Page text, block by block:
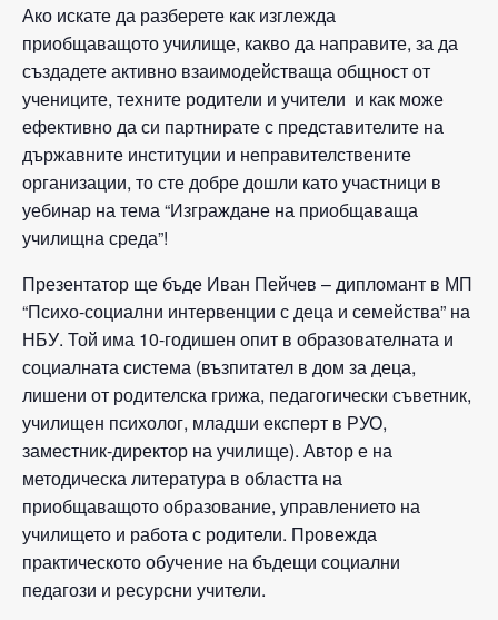
Ако искате да разберете как изглежда
приобщаващото училище, какво да направите, за да
създадете активно взаимодействаща общност от
учениците, техните родители и учители и как може
ефективно да си партнирате с представителите на
държавните институции и неправителствените
организации, то сте добре дошли като участници в
уебинар на тема “Изграждане на приобщаваща
училищна среда”!
Презентатор ще бъде Иван Пейчев – дипломант в МП
“Психо-социални интервенции с деца и семейства” на
НБУ. Той има 10-годишен опит в образователната и
социалната система (възпитател в дом за деца,
лишени от родителска грижа, педагогически съветник,
училищен психолог, младши експерт в РУО,
заместник-директор на училище). Автор е на
методическа литература в областта на
приобщаващото образование, управлението на
училището и работа с родители. Провежда
практическото обучение на бъдещи социални
педагози и ресурсни учители.